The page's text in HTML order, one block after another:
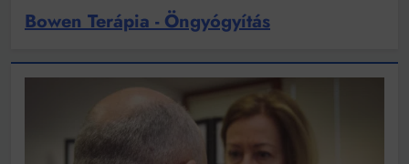
Bowen Terápia - Öngyógyítás